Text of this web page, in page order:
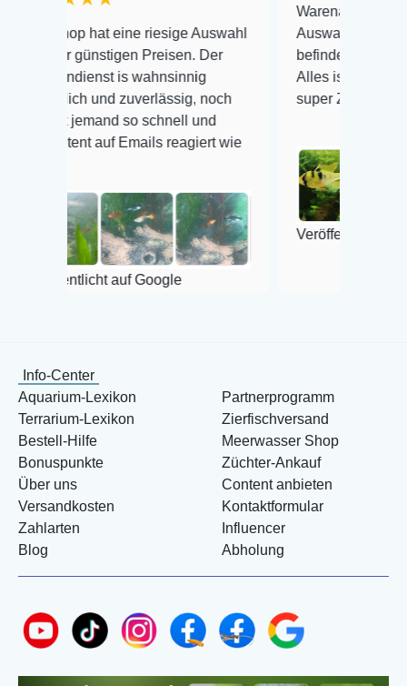
hat eine riesige Auswahl
Preisen. Der
is wahnsinnig
und zuverlässig, noch
so schnell und
auf Emails reagiert wie
auf Google
Warenanlieferung Top und
Auswahl plus
befinden der Fische
Alles ist quick lebendig und
super Zustand. Gerne wieder
Veröffentlicht auf Google
Info-Center
Aquarium-Lexikon
Terrarium-Lexikon
Bestell-Hilfe
Bonuspunkte
Über uns
Versandkosten
Zahlarten
Blog
Partnerprogramm
Zierfischversand
Meerwasser Shop
Züchter-Ankauf
Content anbieten
Kontaktformular
Influencer
Abholung